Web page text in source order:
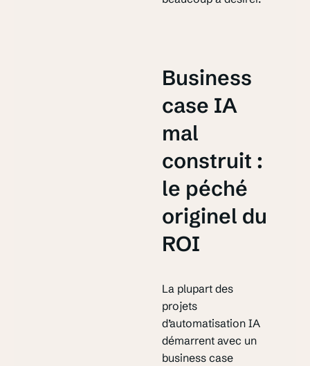
Business
case IA
mal
construit :
le péché
originel du
ROI
La plupart des
projets
d’automatisation IA
démarrent avec un
business case